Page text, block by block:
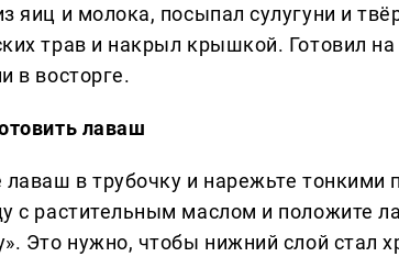
яиц и молока, посыпал сулугуни и
трав и накрыл крышкой. Готовил
в восторге.
лаваш
лаваш в трубочку и нарежьте
с растительным маслом и положите
Это нужно, чтобы нижний слой стал